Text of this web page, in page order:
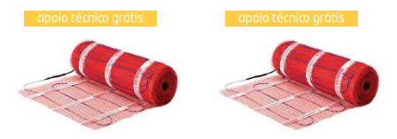
apoio técnico grátis apoio técnico grátis